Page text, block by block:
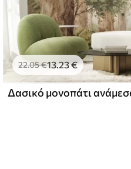
22.05€13.23€